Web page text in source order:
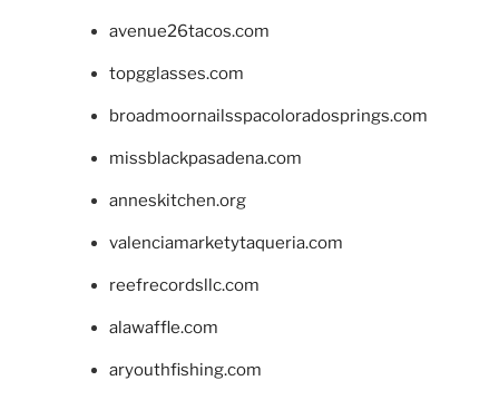
avenue26tacos.com
topgglasses.com
broadmoornailsspacoloradosprings.com
missblackpasadena.com
anneskitchen.org
valenciamarketytaqueria.com
reefrecordsllc.com
alawaffle.com
aryouthfishing.com